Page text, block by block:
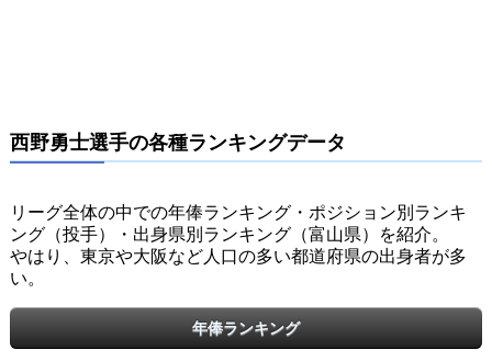
西野勇士選手の各種ランキングデータ
リーグ全体の中での年俸ランキング・ポジション別ランキ
ング（投手）・出身県別ランキング（富山県）を紹介。
やはり、東京や大阪など人口の多い都道府県の出身者が多
い。
年俸ランキング